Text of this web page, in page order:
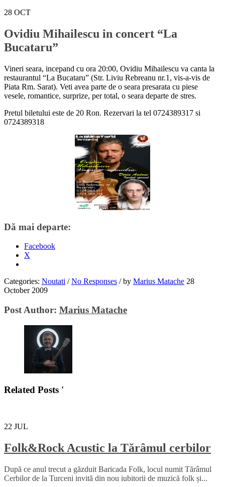
28 OCT
Ovidiu Mihailescu in concert “La
Bucataru”
Vineri seara, incepand cu ora 20:00, Ovidiu Mihailescu va canta la
restaurantul “La Bucataru” (Str. Liviu Rebreanu nr.1, vis-a-vis de
Piata Rm. Sarat). Veti avea parte de o seara presarata cu piese
vesele, romantice, surprize, per total, o seara departe de stres.
Pretul biletului este de 20 Ron. Rezervari la tel 0724389317 si
0724389318
Dă mai departe:
Facebook
X
Categories: Noutati / No Responses /by Marius Matache 28
October 2009
Post Author: Marius Matache
Related Posts '
22 JUL
Folk&Rock Acustic la Tărâmul cerbilor
După ce anul trecut a găzduit Baricada Folk, locul numit Tărâmul
Cerbilor de la Turceni invită din nou iubitorii de muzică folk și...